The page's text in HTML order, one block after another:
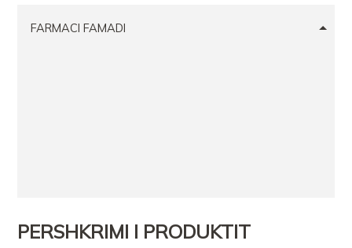
FARMACI FAMADI
PERSHKRIMI I PRODUKTIT